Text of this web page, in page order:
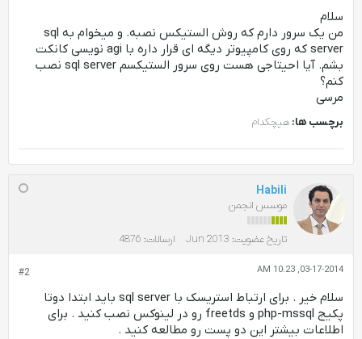
سلام
من یک سرور دارم که روش الستیکس نصبه. و میخوام به sql
server که روی کامپیوتر دیگه ای قرار داره با agi نویسی کانکت
بشم. آیا احیتاجی هست روی سرور الستیکسم sql server نصب
کنم؟
مرسی
برچسب ها: هیچکدام
Habili
موسس انجمن
تاریخ عضویت: Jun 2013 ارسالات: 4876
#2 03-17-2014, 10:23 AM
سلام خیر . برای ارتباط استریسک با sql server باید ابتدا دوتا
پکیج php-mssql و freetds رو در لینوکس نصب کنید . برای
اطلاعات بیشتر این دو پست رو مطالعه کنید .